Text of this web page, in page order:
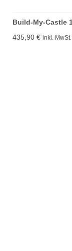
Build-My-Castle
435,90 € inkl. MwSt.